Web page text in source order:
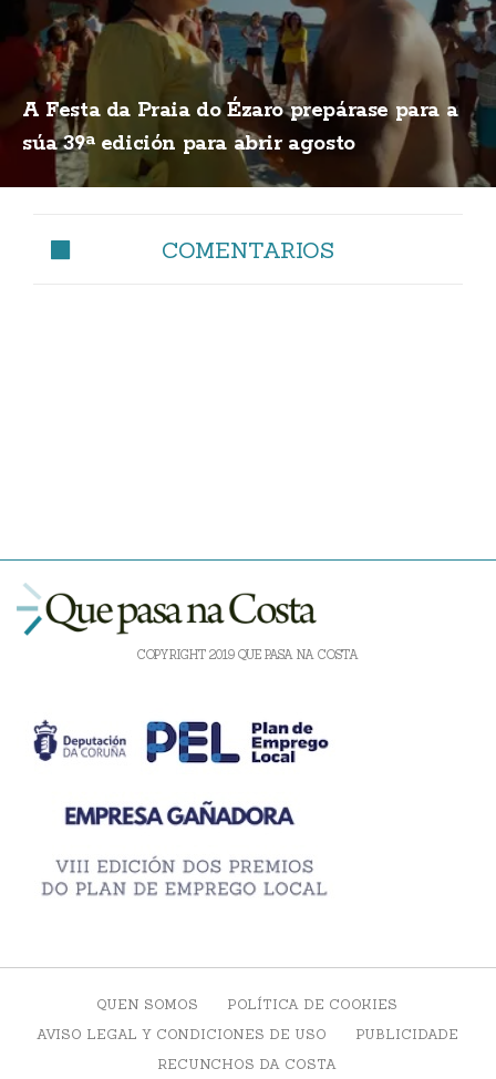
A Festa da Praia do Ézaro prepárase para a
súa 39ª edición para abrir agosto
COMENTARIOS
COPYRIGHT 2019 QUE PASA NA COSTA
QUEN SOMOS
POLÍTICA DE COOKIES
AVISO LEGAL Y CONDICIONES DE USO
PUBLICIDADE
RECUNCHOS DA COSTA